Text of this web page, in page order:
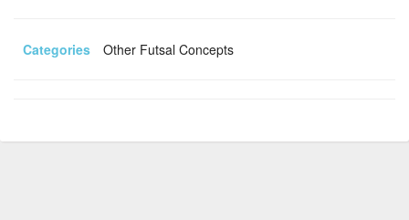
Categories Other Futsal Concepts